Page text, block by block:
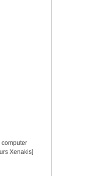
computer
Xenakis]